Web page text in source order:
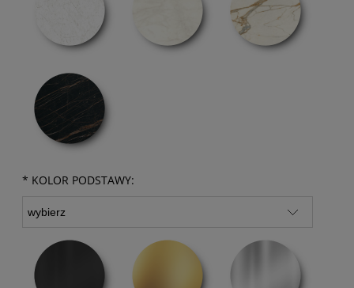
* KOLOR PODSTAWY: